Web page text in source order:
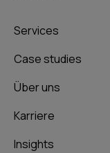
Services
Case studies
Über uns
Karriere
Insights